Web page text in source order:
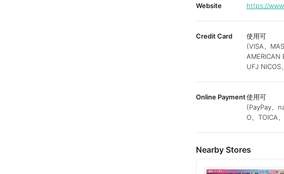
Website https://
Credit Card
使用可
(VISA、
AMERICAN
UFJ NICOS
Online Payment使用可
(PayPay、
O、TOICA
Nearby Stores